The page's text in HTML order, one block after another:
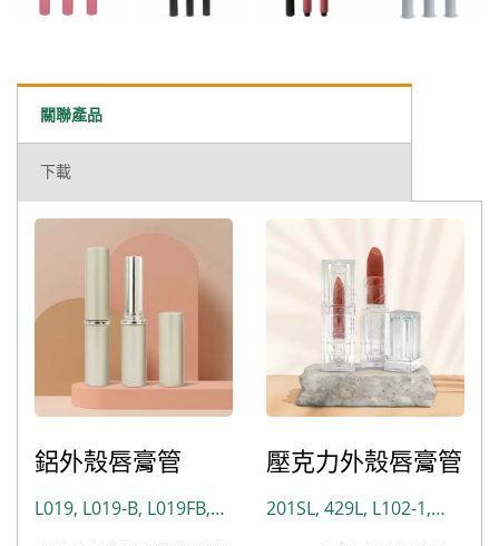
關聯產品
下載
鋁外殼唇膏管
L019, L019-B, L019FB,
壓克力外殼唇膏管
201SL, 429L, L102-1,